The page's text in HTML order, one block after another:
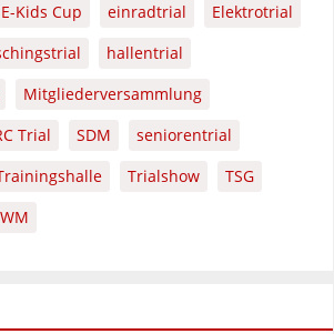
E-Kids Cup einradtrial
Elektrotrial
hallentrial
Mitgliederversammlung
Trial SDM
seniorentrial
Trialshow
TSG
WM